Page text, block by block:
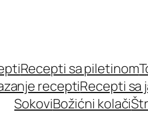
Recepti sa piletinom
receptiRecepti sa
SokoviBožićni kolači